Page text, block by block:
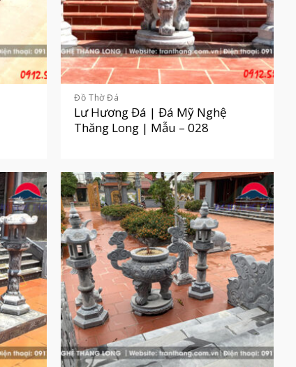
Đồ Thờ Đá
Lư Hương Đá | Đá Mỹ Nghệ
Thăng Long | Mẫu – 028